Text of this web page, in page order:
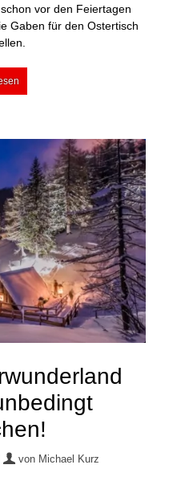
vor den Feiertagen
Gaben für den Ostertisch
von Michael Kurz